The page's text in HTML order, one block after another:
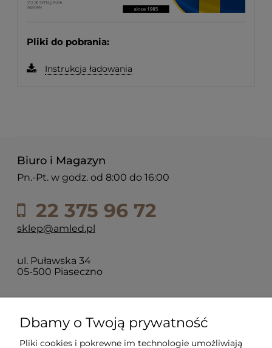
Pliki do pobrania:
Instrukcja ładowania
Biuro i Magazyn
Pn.-Pt. w godz. od 8:00 do 16:00
22 375 96 72
sklep@amled.pl
ul. Puławska 34
05-500 Piaseczno
Dla klientów
Dbamy o Twoją prywatność
Pliki cookies i pokrewne im technologie umożliwiają